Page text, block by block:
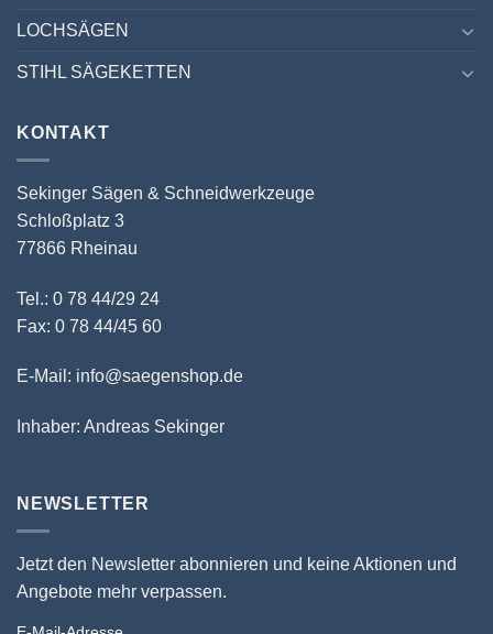
LOCHSÄGEN
STIHL SÄGEKETTEN
KONTAKT
Sekinger Sägen & Schneidwerkzeuge
Schloßplatz 3
77866 Rheinau
Tel.: 0 78 44/29 24
Fax: 0 78 44/45 60
E-Mail: info@saegenshop.de
Inhaber: Andreas Sekinger
NEWSLETTER
Jetzt den Newsletter abonnieren und keine Aktionen und
Angebote mehr verpassen.